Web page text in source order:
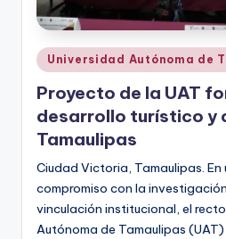
Publicado
en
Universidad Autónoma de
Proyecto de la UAT
desarrollo turístico y
Tamaulipas
Ciudad Victoria, Tamaulipas. En
compromiso con la
vinculación institucional, el
Autónoma de Tamaulipas